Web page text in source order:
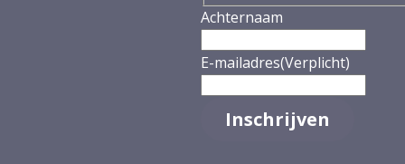
Achternaam
E-mailadres(Verplicht)